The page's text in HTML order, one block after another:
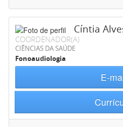
Cíntia
COORDENADOR(A)
CIÊNCIAS DA SAÚDE
Fonoaudiologia
E-